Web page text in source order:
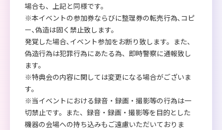
場合も、上記と同様です。
※本イベントの参加券ならびに整理券の転売行為､コピ
ー､偽造は固く禁止致します。
発覚した場合､イベント参加をお断り致します。また､
偽造行為は犯罪行為にあたる為、即時警察に通報致し
ます。
※特典会の内容に関しては変更になる場合がございま
す。
※当イベントにおける録音・録画・撮影等の行為は一
切禁止です。また、録音・録画・撮影等を目的とした
機器の会場への持ち込みもご遠慮いただいておりま